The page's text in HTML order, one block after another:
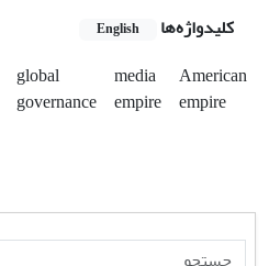
کلیدواژه‌ها English
global
governance
media
empire
American
empire